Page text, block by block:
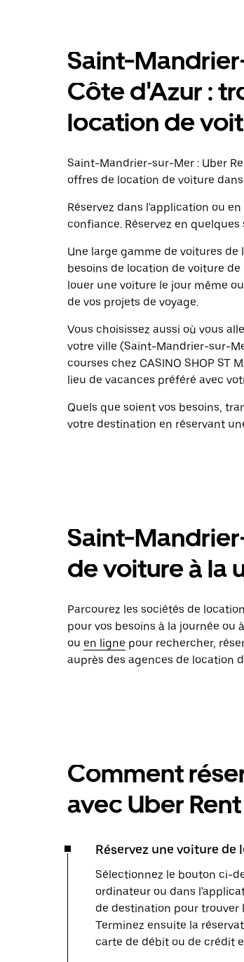
Saint-
Côte d'Azur :
location de
Saint-Mandrier-sur-Mer : Uber
offres de location de voiture
Réservez dans l'application ou
confiance. Réservez en
Une large gamme de voitures de
besoins de location de voiture
louer une voiture le jour même
de vos projets de voyage.
Vous choisissez aussi où vous
votre ville (Saint-Mandrier-sur-
courses chez CASINO SHOP ST
lieu de vacances préféré avec
Quels que soient vos besoins,
votre destination en réservant
Saint-
de voiture à la
Parcourez les sociétés de
pour vos besoins à la journée ou
ou en ligne pour rechercher,
auprès des agences de location
Comment
avec Uber Rent
Réservez une voiture de
Sélectionnez le bouton ci-
ordinateur ou dans
de destination pour trouver
Terminez ensuite la
carte de débit ou de crédit